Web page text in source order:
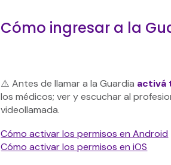
Cómo ingresar a la
⚠️ Antes de llamar a la Guardia activá
los médicos; ver y escuchar al
videollamada.
Cómo activar los permisos en Android
Cómo activar los permisos en iOS